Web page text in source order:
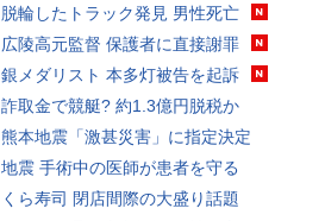
脱輪したトラック発見 男性死亡
広陵高元監督 保護者に直接謝罪
銀メダリスト 本多灯被告を起訴
詐取金で競艇? 約1.3億円脱税か
熊本地震「激甚災害」に指定決定
地震 手術中の医師が患者を守る
くら寿司 閉店間際の大盛り話題